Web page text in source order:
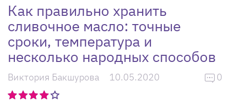
Как правильно хранить
сливочное масло: точные
сроки, температура и
несколько народных способов
Виктория Бакшурова 10.05.2020 0